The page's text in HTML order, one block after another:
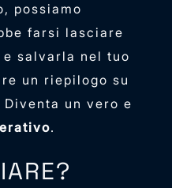
possiamo
farsi lasciare
e salvarla nel tuo
un riepilogo su
un vero e
.